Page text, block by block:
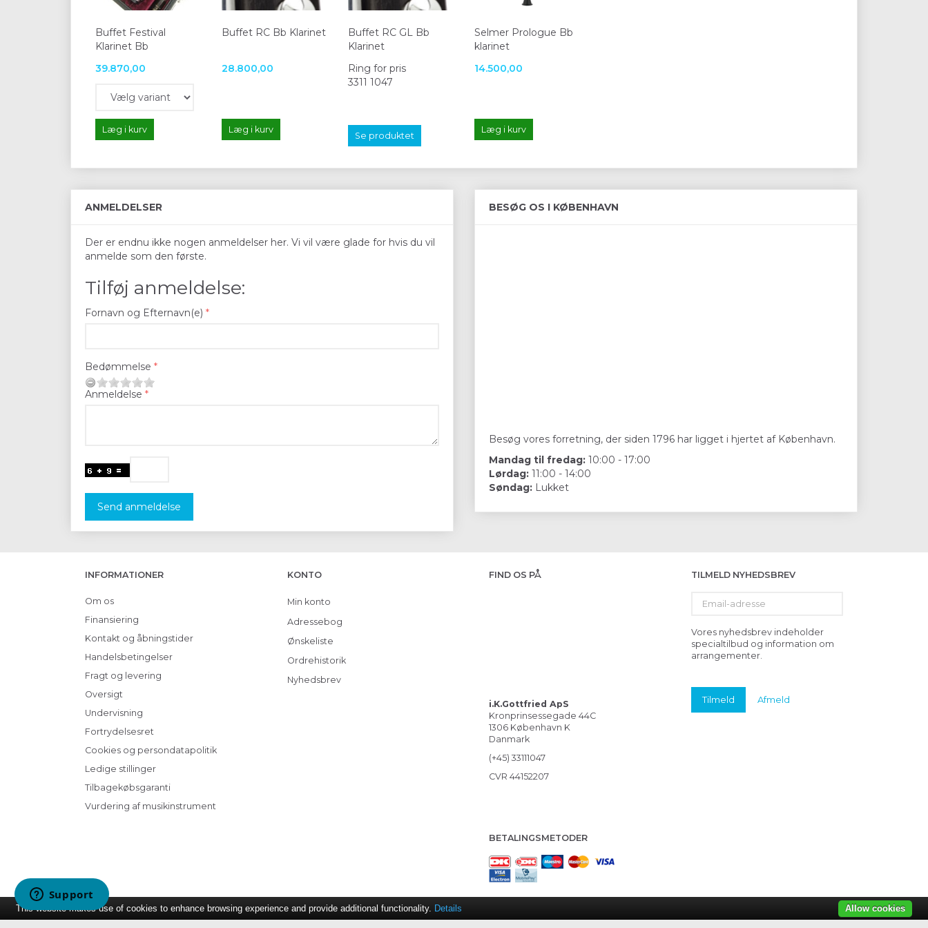
Buffet Festival
Klarinet Bb
39.870,00
Læg i kurv
Buffet RC Bb Klarinet
28.800,00
Læg i kurv
Buffet RC GL Bb
Klarinet
Ring for pris
3311 1047
Se produktet
Selmer Prologue Bb
klarinet
14.500,00
Læg i kurv
ANMELDELSER
Der er endnu ikke nogen anmeldelser her. Vi vil være glade for hvis du vil
anmelde som den første.
Tilføj anmeldelse:
Fornavn og Efternavn(e)
Bedømmelse
Anmeldelse
Send anmeldelse
BESØG OS I KØBENHAVN
Besøg vores forretning, der siden 1796 har ligget i hjertet af København.
Mandag til fredag: 10:00 - 17:00
Lørdag: 11:00 - 14:00
Søndag: Lukket
INFORMATIONER
Om os
Finansiering
Kontakt og åbningstider
Handelsbetingelser
Fragt og levering
Oversigt
Undervisning
Fortrydelsesret
Cookies og persondatapolitik
Ledige stillinger
Tilbagekøbsgaranti
Vurdering af musikinstrument
KONTO
Min konto
Adressebog
Ønskeliste
Ordrehistorik
Nyhedsbrev
FIND OS PÅ
i.K.Gottfried ApS
Kronprinsessegade 44C
1306 København K
Danmark
(+45) 33111047
CVR 44152207
BETALINGSMETODER
TILMELD NYHEDSBREV
adresse
Vores nyhedsbrev indeholder
specialtilbud og information om
arrangementer.
Tilmeld Afmeld
This website makes use of cookies to enhance browsing experience and provide additional functionality. Details Allow cookies